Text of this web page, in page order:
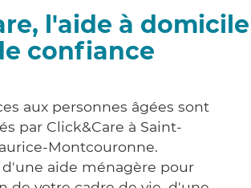
l'aide à domicile
confiance
aux personnes âgées sont
par Click&Care à Saint-
Montcouronne.
d'une aide ménagère pour